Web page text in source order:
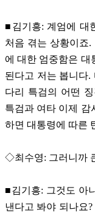
■김기흥: 계엄에 대
처음 겪는 상황이죠
에 대한 엄중함은 대
된다고 저는 봅니다.
다리 특검의 어떤
특검과 여타 이제 감
하면 대통령에 따른
◇최수영: 그러니까
■김기흥: 그것도 아
낸다고 봐야 되나요